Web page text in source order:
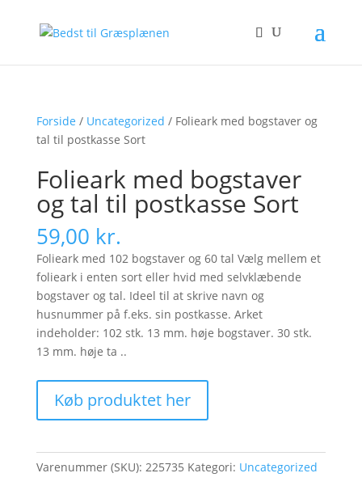
Forside / Uncategorized / Folieark med bogstaver og
tal til postkasse Sort
Folieark med bogstaver
og tal til postkasse Sort
59,00 kr.
Folieark med 102 bogstaver og 60 tal Vælg mellem et
folieark i enten sort eller hvid med selvklæbende
bogstaver og tal. Ideel til at skrive navn og
husnummer på f.eks. sin postkasse. Arket
indeholder: 102 stk. 13 mm. høje bogstaver. 30 stk.
13 mm. høje ta ..
Køb produktet her
Varenummer (SKU): 225735 Kategori: Uncategorized